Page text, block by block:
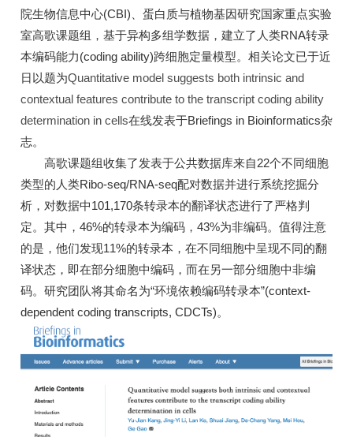
院生物信息中心(CBI)、蛋白质与植物基因研究国家重点实验
室高歌课题组，基于异构多组学数据，建立了人类RNA转录
本编码能力(coding ability)跨细胞定量模型。相关论文已于近
日以题为Quantitative model suggests both intrinsic and
contextual features contribute to the transcript coding ability
determination in cells在线发表于Briefings in Bioinformatics杂
志。
高歌课题组收集了发表于公共数据库来自22个不同细胞
类型的人类Ribo-seq/RNA-seq配对数据并进行系统挖掘分
析，对数据中101,170条转录本的翻译状态进行了严格判
定。其中，46%的转录本为编码，43%为非编码。值得注意
的是，他们发现11%的转录本，在不同细胞中呈现不同的翻
译状态，即在部分细胞中编码，而在另一部分细胞中非编
码。研究团队将其命名为“环境依赖编码转录本”(context-
dependent coding transcripts, CDCTs)。